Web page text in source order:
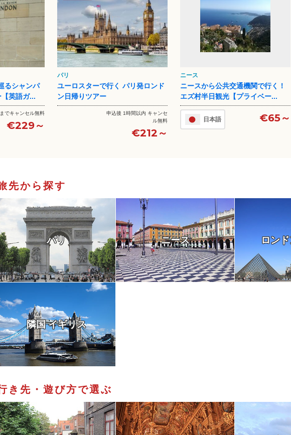
リ発ロンド
1時間以内 キャンセ
ル無料
€212～
ニース
ニースから公共交通機関で行く！
エズ村半日観光【プライベー...
€65～
ニース
ニース空港から市内への移動が心
配な方に！日本人アシスタン...
€30～
日本語
先から探す
パリ ニース ロン
隣国 イギリス
き先・遊び方で選ぶ